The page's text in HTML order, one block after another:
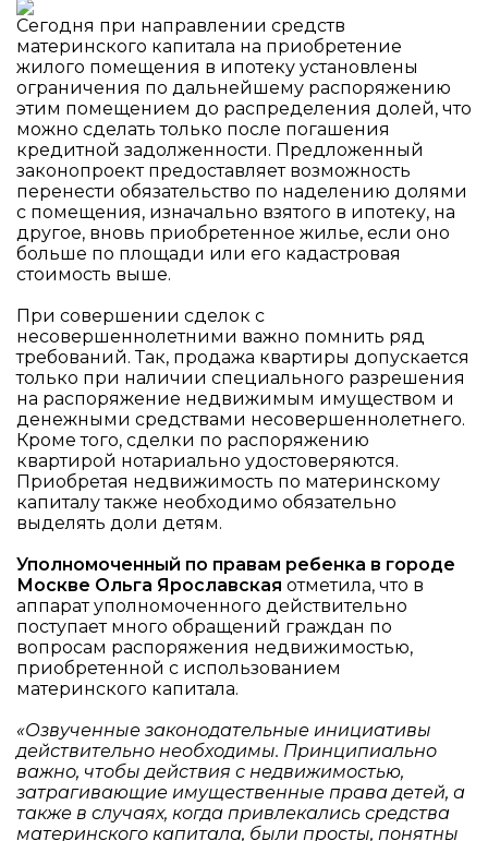
Сегодня при направлении средств
материнского капитала на приобретение
жилого помещения в ипотеку установлены
ограничения по дальнейшему распоряжению
этим помещением до распределения долей, что
можно сделать только после погашения
кредитной задолженности. Предложенный
законопроект предоставляет возможность
перенести обязательство по наделению долями
с помещения, изначально взятого в ипотеку, на
другое, вновь приобретенное жилье, если оно
больше по площади или его кадастровая
стоимость выше.
При совершении сделок с
несовершеннолетними важно помнить ряд
требований. Так, продажа квартиры допускается
только при наличии специального разрешения
на распоряжение недвижимым имуществом и
денежными средствами несовершеннолетнего.
Кроме того, сделки по распоряжению
квартирой нотариально удостоверяются.
Приобретая недвижимость по материнскому
капиталу также необходимо обязательно
выделять доли детям.
Уполномоченный по правам ребенка в городе
Москве Ольга Ярославская отметила, что в
аппарат уполномоченного действительно
поступает много обращений граждан по
вопросам распоряжения недвижимостью,
приобретенной с использованием
материнского капитала.
«Озвученные законодательные инициативы
действительно необходимы. Принципиально
важно, чтобы действия с недвижимостью,
затрагивающие имущественные права детей, а
также в случаях, когда привлекались средства
материнского капитала, были просты, понятны